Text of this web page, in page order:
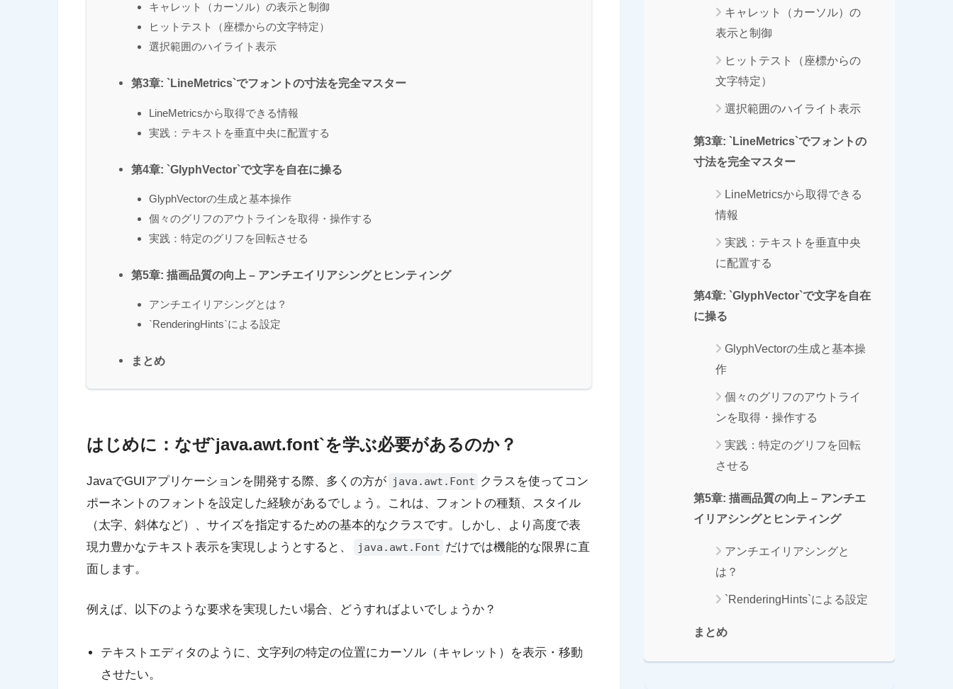
キャレット（カーソル）の表示と制御
ヒットテスト（座標からの文字特定）
選択範囲のハイライト表示
第3章: `LineMetrics`でフォントの寸法を完全マスター
LineMetricsから取得できる情報
実践：テキストを垂直中央に配置する
第4章: `GlyphVector`で文字を自在に操る
GlyphVectorの生成と基本操作
個々のグリフのアウトラインを取得・操作する
実践：特定のグリフを回転させる
第5章: 描画品質の向上 – アンチエイリアシングとヒンティング
アンチエイリアシングとは？
`RenderingHints`による設定
まとめ
はじめに：なぜ`java.awt.font`を学ぶ必要があるのか？
JavaでGUIアプリケーションを開発する際、多くの方が java.awt.Font クラスを使ってコン
ポーネントのフォントを設定した経験があるでしょう。これは、フォントの種類、スタイル
（太字、斜体など）、サイズを指定するための基本的なクラスです。しかし、より高度で表
現力豊かなテキスト表示を実現しようとすると、
java.awt.Font だけでは機能的な限界に直
面します。
例えば、以下のような要求を実現したい場合、どうすればよいでしょうか？
テキストエディタのように、文字列の特定の位置にカーソル（キャレット）を表示・移動
させたい。
キャレット（カーソル）の
表示と制御
ヒットテスト（座標からの
文字特定）
選択範囲のハイライト表示
第3章: `LineMetrics`でフォントの
寸法を完全マスター
LineMetricsから取得できる
情報
実践：テキストを垂直中央
に配置する
第4章: `GlyphVector`で文字を自在
に操る
GlyphVectorの生成と基本操
作
個々のグリフのアウトライ
ンを取得・操作する
実践：特定のグリフを回転
させる
第5章: 描画品質の向上 – アンチエ
イリアシングとヒンティング
アンチエイリアシングと
は？
`RenderingHints`による設定
まとめ